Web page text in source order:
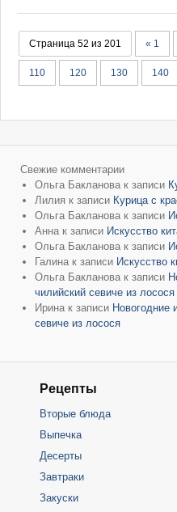
Страница 52 из 201 « 1
110 120 130 140
Свежие комментарии
Ольга Бакланова к записи
Лилия к записи Курица с
Ольга Бакланова к записи
Анна к записи Искусство
Ольга Бакланова к записи
Галина к записи Искусство
Ольга Бакланова к записи
чилийский севиче из лосося
Ирина к записи Новогодние
севиче из лосося
Рецепты
Вторые блюда
Выпечка
Десерты
Завтраки
Закуски